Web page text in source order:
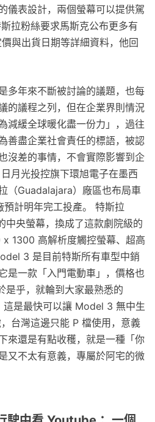
儀表設計，兩個螢幕可以提供駕
拉粉絲要求馬斯克公布更多有
與出貨日期等詳細資料，他回
多年來不斷被討論的議題，也每
的議程之列，但在企業界則情況
減緩全球暖化盡一份力」，過往
善盡企業社會責任的標語，被認
沒差的事情，不會實際影響到企
月光投控旗下環旭電子在墨西
（Guadalajara）廠區也布局車
計明年完工投產。 特斯拉
央螢幕，換成了這款劇院級的
x 1300 高解析度觸控螢幕、超高
3 是目前特斯所有車型中銷
是一款「入門電動車」，價格也
是乎，就輪到大家最熟悉的
這是最快可以讓 Model 3 無中生
台灣這邊只能 P 檔使用，意義
來還是有點收穫，就是一種「你
又不太有意義，專屬於阿宅的微